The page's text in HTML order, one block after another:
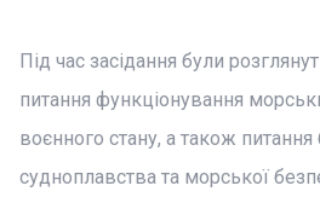
Під час засідання були
питання функціонування
воєнного стану, а також питання
судноплавства та морської